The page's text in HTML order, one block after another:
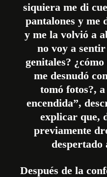
siquiera me di
pantalones y me
y me la volvió a
no voy a
genitales?
me desnudó
tomó fotos?,
encendida”,
explicar que,
previamente
despertado
Después de la